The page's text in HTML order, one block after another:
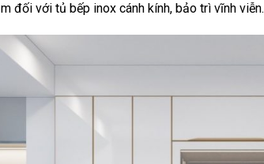
đối với tủ bếp inox cánh kính, bảo trì vĩnh viễn.